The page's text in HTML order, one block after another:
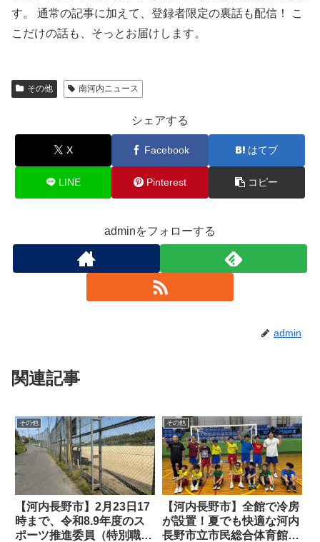
す。 通常の記事に加えて、登録者限定の裏話も配信！ こ
こだけの話も、そっとお届けします。
その他 南河内ニュース
シェアする
X Facebook はてブ
LINE Pinterest コピー
adminをフォローする
admin
関連記事
その他
【河内長野市】2月23日17
時まで、令和8.9年度のス
ポーツ推進委員（特別職公
その他
【河内長野市】全館で冷房
が設置！夏でも快適な河内
長野市立市民総合体育館